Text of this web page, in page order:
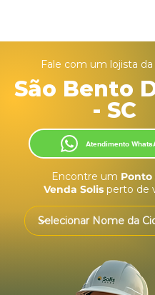
Fale com um lojista
São Bento
- SC
Atendimento
Encontre um Ponto
Venda Solis perto de